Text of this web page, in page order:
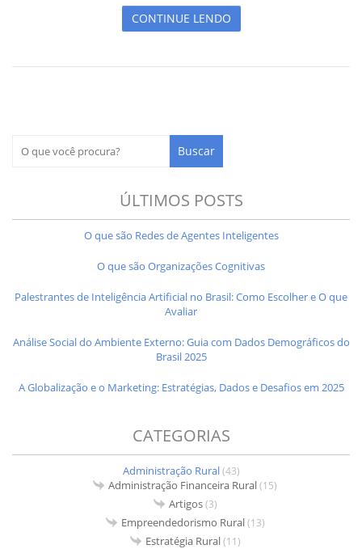
CONTINUE LENDO
ÚLTIMOS POSTS
O que são Redes de Agentes Inteligentes
O que são Organizações Cognitivas
Palestrantes de Inteligência Artificial no Brasil: Como Escolher e O que
Avaliar
Análise Social do Ambiente Externo: Guia com Dados Demográficos do
Brasil 2025
A Globalização e o Marketing: Estratégias, Dados e Desafios em 2025
CATEGORIAS
Administração Rural(43)
Administração Financeira Rural(15)
Artigos(3)
Empreendedorismo Rural(13)
Estratégia Rural(11)